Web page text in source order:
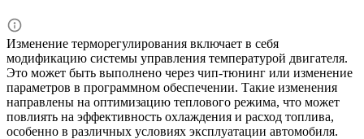
Изменение терморегулирования включает в себя
модификацию системы управления температурой двигателя.
Это может быть выполнено через чип-тюнинг или изменение
параметров в программном обеспечении. Такие изменения
направлены на оптимизацию теплового режима, что может
повлиять на эффективность охлаждения и расход топлива,
особенно в различных условиях эксплуатации автомобиля.